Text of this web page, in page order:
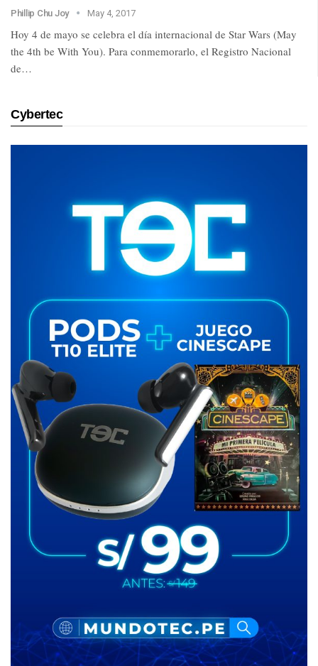
Phillip Chu Joy May 4, 2017
Hoy 4 de mayo se celebra el día internacional de Star Wars (May
the 4th be With You). Para conmemorarlo, el Registro Nacional
de…
Cybertec